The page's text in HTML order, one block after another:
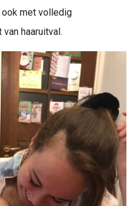
ook met volledig
haaruitval.